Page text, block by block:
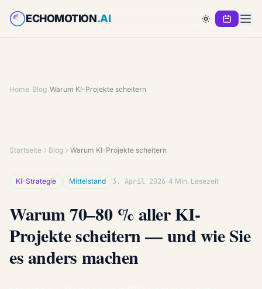
E ECHOMOTION.AI
Home Blog Warum KI-Projekte scheitern
Startseite Blog Warum KI-Projekte scheitern
KI-Strategie Mittelstand 3. April 2026· 4 Min. Lesezeit
Warum 70–80 % aller KI-
Projekte scheitern — und wie Sie
es anders machen